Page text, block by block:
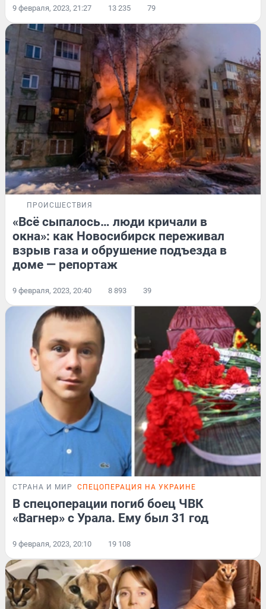
9 февраля, 2023, 21:27 13 235 79
ПРОИСШЕСТВИЯ
«Всё сыпалось… люди кричали в
окна»: как Новосибирск переживал
взрыв газа и обрушение подъезда в
доме — репортаж
9 февраля, 2023, 20:40 8 893 39
СТРАНА И МИР СПЕЦОПЕРАЦИЯ НА УКРАИНЕ
В спецоперации погиб боец ЧВК
«Вагнер» с Урала. Ему был 31 год
9 февраля, 2023, 20:10 19 108